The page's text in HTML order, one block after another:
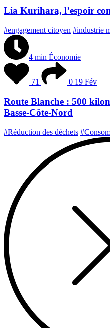
Lia Kurihara, l’espoir
#engagement citoyen #industrie
4 min Économie
71 0 19 Fév
Route Blanche : 500
Basse-Côte-Nord
#Réduction des déchets